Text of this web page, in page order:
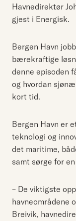
Havnedirektør
gjest i Energisk.
Bergen Havn
bærekraftige
denne episoden
og hvordan
kort tid.
Bergen Havn er
teknologi og
det maritime,
samt sørge for
– De viktigste
havneområdene
Breivik,